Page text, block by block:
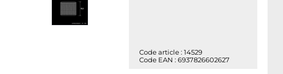
Code article : 14529
Code EAN : 6937826602627